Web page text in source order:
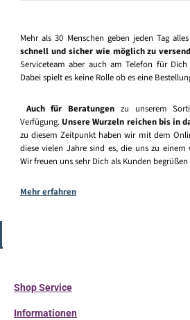
Mehr als 30 Menschen geben jeden Tag
schnell und sicher wie möglich zu
Serviceteam aber auch am Telefon für
Dabei spielt es keine Rolle ob es eine
Auch für Beratungen zu unserem
Verfügung. Unsere Wurzeln reichen bis in
zu diesem Zeitpunkt haben wir mit dem
diese vielen Jahre sind es, die uns zu einem
Wir freuen uns sehr Dich als Kunden
Mehr erfahren
Shop Service
Informationen